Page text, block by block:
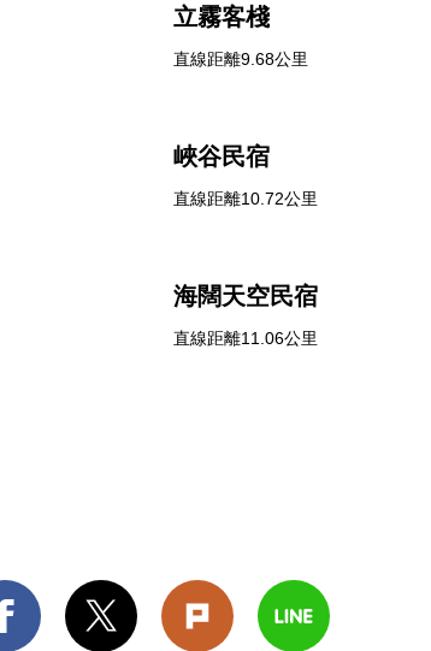
立霧客棧
直線距離9.68公里
峽谷民宿
直線距離10.72公里
海闊天空民宿
直線距離11.06公里